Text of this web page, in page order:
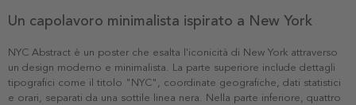
Un capolavoro minimalista ispirato a New York
NYC Abstract è un poster che esalta l'iconicità di New York attraverso
un design moderno e minimalista. La parte superiore include dettagli
tipografici come il titolo "NYC", coordinate geografiche, dati statistici
e orari, separati da una sottile linea nera. Nella parte inferiore, quattro